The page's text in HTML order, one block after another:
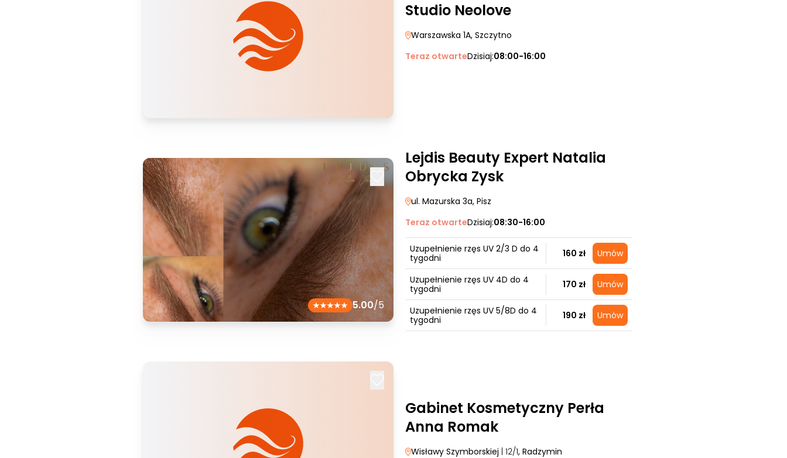
Studio Neolove
Warszawska 1A, Szczytno
Teraz otwarteDzisiaj:08:00-16:00
5.00/5
Lejdis Beauty Expert Natalia
Obrycka Zysk
ul. Mazurska 3a, Pisz
Teraz otwarteDzisiaj:08:30-16:00
Uzupełnienie rzęs UV 2/3 D do 4
tygodni
160 zł Umów
Uzupełnienie rzęs UV 4D do 4
tygodni
170 zł Umów
Uzupełnienie rzęs UV 5/8D do 4
tygodni
190 zł Umów
Gabinet Kosmetyczny Perła
Anna Romak
Wisławy Szymborskiej | 12/1, Radzymin